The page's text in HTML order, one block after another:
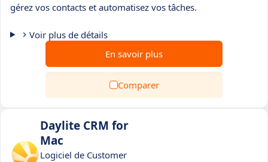
gérez vos contacts et automatisez vos tâches.
Voir plus de détails
En savoir plus
Comparer
Daylite CRM for
Mac
Logiciel de Customer